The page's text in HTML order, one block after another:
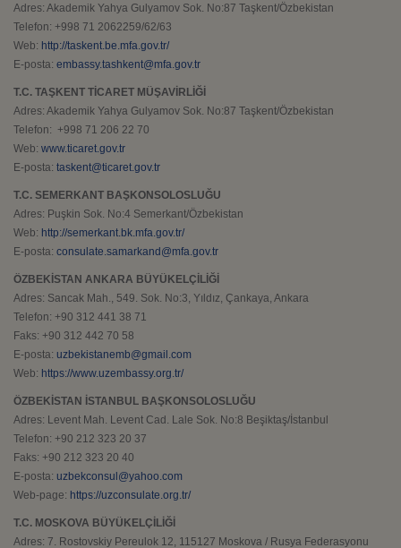
Adres: Akademik Yahya Gulyamov Sok. No:87 Taşkent/Özbekistan
Telefon: +998 71 2062259/62/63
Web: http://taskent.be.mfa.gov.tr/
E-posta: embassy.tashkent@mfa.gov.tr
T.C. TAŞKENT TİCARET MÜŞAVİRLİĞİ
Adres: Akademik Yahya Gulyamov Sok. No:87 Taşkent/Özbekistan
Telefon: +998 71 206 22 70
Web: www.ticaret.gov.tr
E-posta: taskent@ticaret.gov.tr
T.C. SEMERKANT BAŞKONSOLOSLUĞU
Adres: Puşkin Sok. No:4 Semerkant/Özbekistan
Web: http://semerkant.bk.mfa.gov.tr/
E-posta: consulate.samarkand@mfa.gov.tr
ÖZBEKİSTAN ANKARA BÜYÜKELÇİLİĞİ
Adres: Sancak Mah., 549. Sok. No:3, Yıldız, Çankaya, Ankara
Telefon: +90 312 441 38 71
Faks: +90 312 442 70 58
E-posta: uzbekistanemb@gmail.com
Web: https://www.uzembassy.org.tr/
ÖZBEKİSTAN İSTANBUL BAŞKONSOLOSLUĞU
Adres: Levent Mah. Levent Cad. Lale Sok. No:8 Beşiktaş/İstanbul
Telefon: +90 212 323 20 37
Faks: +90 212 323 20 40
E-posta: uzbekconsul@yahoo.com
Web-page: https://uzconsulate.org.tr/
T.C. MOSKOVA BÜYÜKELÇİLİĞİ
Adres: 7. Rostovskiy Pereulok 12, 115127 Moskova / Rusya Federasyonu